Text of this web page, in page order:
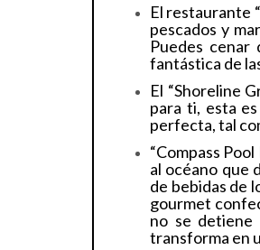
El restaurante
pescados y
Puedes
fantástica de
El “Shoreline
para ti, esta
perfecta, tal
“Compass
al océano que
de bebidas de
gourmet
no se detiene
transforma en